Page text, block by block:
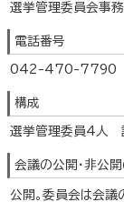
選挙管理委員会事
電話番号
042-470-7790
構成
選挙管理委員4人
会議の公開・非公開
公開。委員会は会議